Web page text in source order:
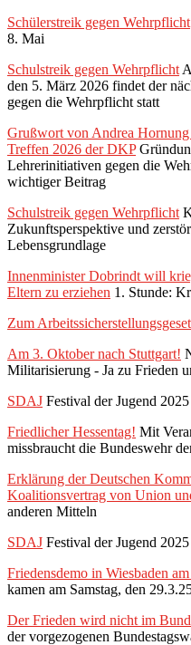
Schülerstreik gegen Wehrpflicht
8. Mai
Schulstreik gegen Wehrpflicht
den 5. März 2026 findet der
gegen die Wehrpflicht statt
Grußwort von Andrea
Treffen 2026 der DKP
Lehrerinitiativen gegen die
wichtiger Beitrag
Schulstreik gegen Wehrpflicht
Zukunftsperspektive und
Lebensgrundlage
Innenminister Dobrindt will
Eltern zu erziehen 1. Stunde:
Zum
Am 3. Oktober nach Stuttgart!
Militarisierung - Ja zu Frieden
SDAJ Festival der Jugend
Friedlicher Hessentag! Mit
missbraucht die Bundeswehr
Erklärung der Deutschen
Koalitionsvertrag von Union
anderen Mitteln
SDAJ Festival der Jugend
Friedensdemo in Wiesbaden
kamen am Samstag, den
Der Frieden wird nicht im
der vorgezogenen